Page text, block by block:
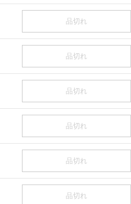
品切れ
品切れ
品切れ
品切れ
品切れ
品切れ